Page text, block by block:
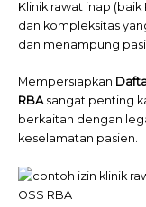
Klinik rawat inap
dan kompleksitas
dan menampung
Mempersiapkan
RBAsangat penting
berkaitan dengan
keselamatan pasien.